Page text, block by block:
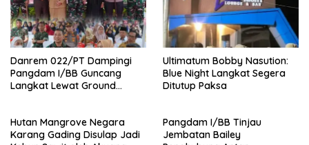
Danrem 022/PT Dampingi
Pangdam I/BB Guncang
Langkat Lewat Ground
Ultimatum Bobby Nasution:
Blue Night Langkat Segera
Ditutup Paksa
Hutan Mangrove Negara
Karang Gading Disulap Jadi
Pangdam I/BB Tinjau
Jembatan Bailey